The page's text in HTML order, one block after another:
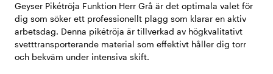
Geyser Pikétröja Funktion Herr Grå är det optimala valet för
dig som söker ett professionellt plagg som klarar en aktiv
arbetsdag. Denna pikétröja är tillverkad av högkvalitativt
svetttransporterande material som effektivt håller dig torr
och bekväm under intensiva skift.